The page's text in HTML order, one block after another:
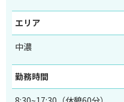
エリア
中濃
勤務時間